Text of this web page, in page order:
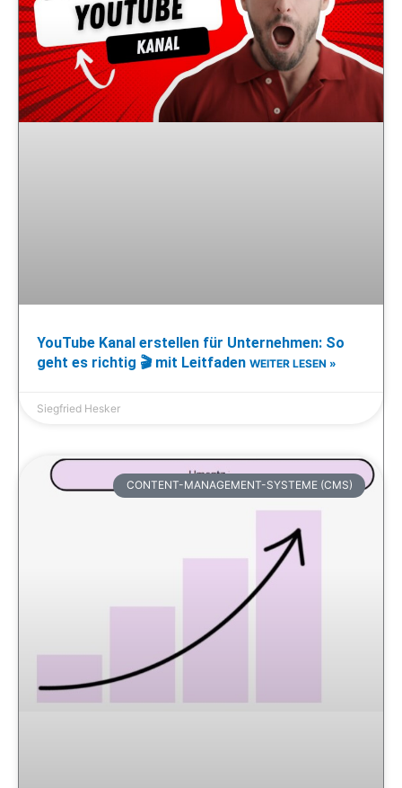
YouTube Kanal erstellen für Unternehmen: So
geht es richtig 🎬 mit Leitfaden WEITER LESEN »
Siegfried Hesker
CONTENT-MANAGEMENT-SYSTEME (CMS)